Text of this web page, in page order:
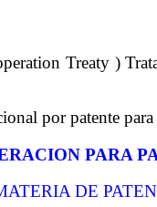
Treaty )
por patente
PARA
DE